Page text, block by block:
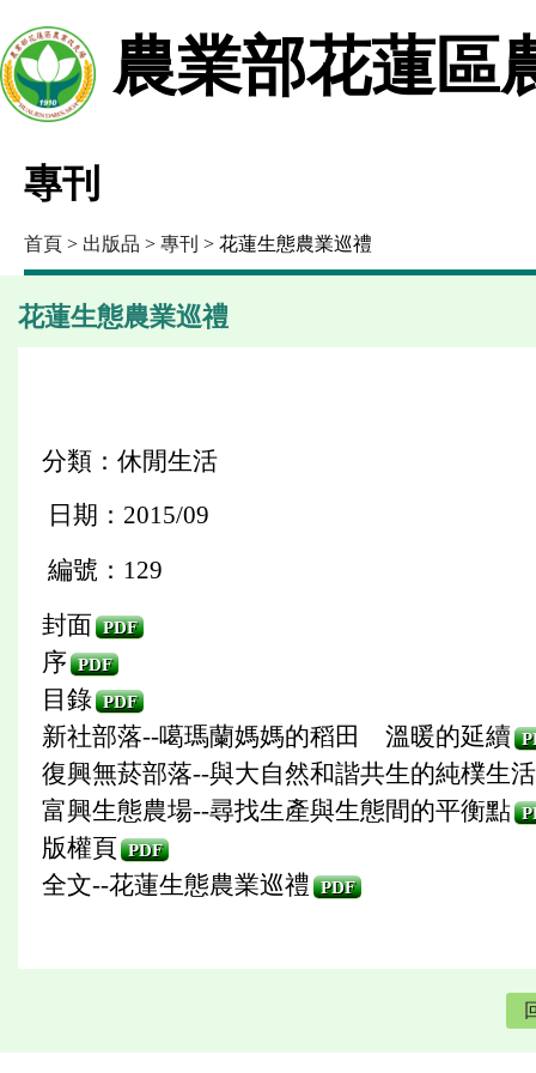
農業部花蓮區
專刊
首頁 > 出版品 > 專刊 > 花蓮生態農業巡禮
花蓮生態農業巡禮
分類：休閒生活
日期：2015/09
編號：129
封面 PDF
序 PDF
目錄 PDF
新社部落--噶瑪蘭媽媽的稻田 溫暖的延續
復興無菸部落--與大自然和諧共生的純樸生活
富興生態農場--尋找生產與生態間的平衡點
版權頁 PDF
全文--花蓮生態農業巡禮 PDF